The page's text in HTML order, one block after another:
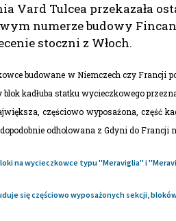
Vard Tulcea przekazała
numerze budowy
stoczni z Włoch.
budowane w Niemczech czy Francji
kadłuba statku wycieczkowego
częściowo wyposażona, część
odholowana z Gdyni do Francji
na wycieczkowce typu ''Meraviglia'' i
się częściowo wyposażonych sekcji,